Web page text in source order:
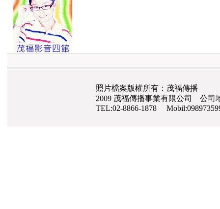
照片檔案版權所有：茂福傳播
2009 茂福傳播事業有限公司 公司
TEL:02-8866-1878